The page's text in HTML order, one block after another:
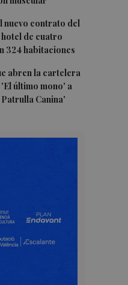
nuevo contrato del
de cuatro
324 habitaciones
abren la cartelera
último mono' a
Canina'